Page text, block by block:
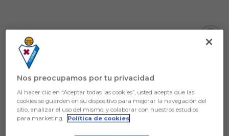
Aún no hay reacciones. ¡Sé el primero!
Nos preocupamos por tu privacidad
Al hacer clic en “Aceptar todas las cookies”, usted acepta que las
cookies se guarden en su dispositivo para mejorar la navegación del
sitio, analizar el uso del mismo, y colaborar con nuestros estudios
para marketing.
Política de cookies